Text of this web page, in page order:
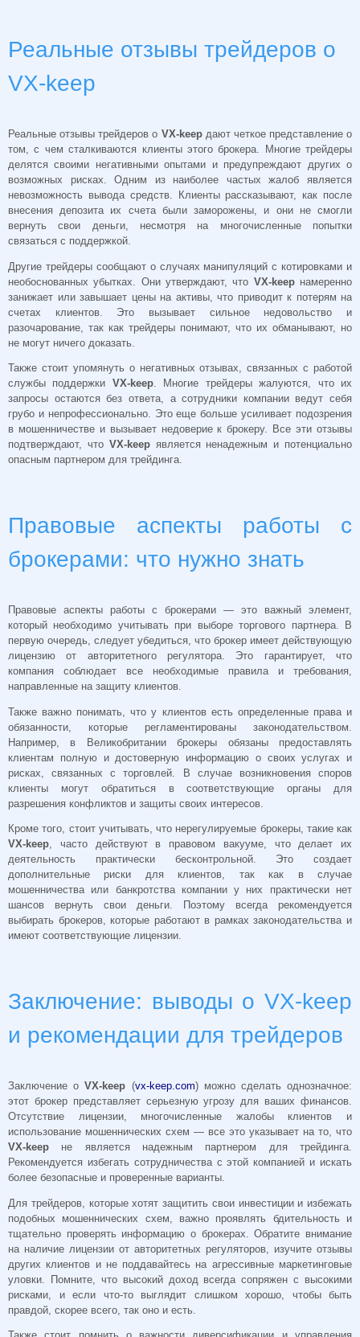
Реальные отзывы трейдеров о
VX-keep
Реальные отзывы трейдеров о VX-keepдают четкое представление о
том, с чем сталкиваются клиенты этого брокера. Многие трейдеры
делятся своими негативными опытами и предупреждают других о
возможных рисках. Одним из наиболее частых жалоб является
невозможность вывода средств. Клиенты рассказывают, как после
внесения депозита их счета были заморожены, и они не смогли
вернуть свои деньги, несмотря на многочисленные попытки
связаться с поддержкой.
Другие трейдеры сообщают о случаях манипуляций с котировками и
необоснованных убытках. Они утверждают, что VX-keepнамеренно
занижает или завышает цены на активы, что приводит к потерям на
счетах клиентов. Это вызывает сильное недовольство и
разочарование, так как трейдеры понимают, что их обманывают, но
не могут ничего доказать.
Также стоит упомянуть о негативных отзывах, связанных с работой
службы поддержки VX-keep. Многие трейдеры жалуются, что их
запросы остаются без ответа, а сотрудники компании ведут себя
грубо и непрофессионально. Это еще больше усиливает подозрения
в мошенничестве и вызывает недоверие к брокеру. Все эти отзывы
подтверждают, что VX-keepявляется ненадежным и потенциально
опасным партнером для трейдинга.
Правовые аспекты работы с
брокерами: что нужно знать
Правовые аспекты работы с брокерами — это важный элемент,
который необходимо учитывать при выборе торгового партнера. В
первую очередь, следует убедиться, что брокер имеет действующую
лицензию от авторитетного регулятора. Это гарантирует, что
компания соблюдает все необходимые правила и требования,
направленные на защиту клиентов.
Также важно понимать, что у клиентов есть определенные права и
обязанности, которые регламентированы законодательством.
Например, в Великобритании брокеры обязаны предоставлять
клиентам полную и достоверную информацию о своих услугах и
рисках, связанных с торговлей. В случае возникновения споров
клиенты могут обратиться в соответствующие органы для
разрешения конфликтов и защиты своих интересов.
Кроме того, стоит учитывать, что нерегулируемые брокеры, такие как
VX-keep, часто действуют в правовом вакууме, что делает их
деятельность практически бесконтрольной. Это создает
дополнительные риски для клиентов, так как в случае
мошенничества или банкротства компании у них практически нет
шансов вернуть свои деньги. Поэтому всегда рекомендуется
выбирать брокеров, которые работают в рамках законодательства и
имеют соответствующие лицензии.
Заключение: выводы о VX-keep
и рекомендации для трейдеров
Заключение оVX-keep (vx-keep.com) можно сделать однозначное:
этот брокер представляет серьезную угрозу для ваших финансов.
Отсутствие лицензии, многочисленные жалобы клиентов и
использование мошеннических схем — все это указывает на то, что
VX-keep не является надежным партнером для трейдинга.
Рекомендуется избегать сотрудничества с этой компанией и искать
более безопасные и проверенные варианты.
Для трейдеров, которые хотят защитить свои инвестиции и избежать
подобных мошеннических схем, важно проявлять бдительность и
тщательно проверять информацию о брокерах. Обратите внимание
на наличие лицензии от авторитетных регуляторов, изучите отзывы
других клиентов и не поддавайтесь на агрессивные маркетинговые
уловки. Помните, что высокий доход всегда сопряжен с высокими
рисками, и если что-то выглядит слишком хорошо, чтобы быть
правдой, скорее всего, так оно и есть.